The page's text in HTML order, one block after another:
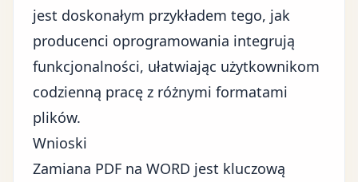
jest doskonałym przykładem tego, jak
producenci oprogramowania integrują
funkcjonalności, ułatwiając użytkownikom
codzienną pracę z różnymi formatami
plików.
Wnioski
Zamiana PDF na WORD jest kluczową